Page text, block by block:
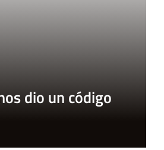
dio un código